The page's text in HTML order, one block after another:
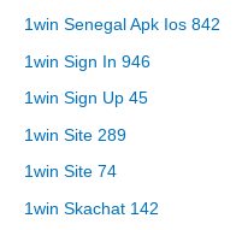
1win Senegal Apk Ios 842
1win Sign In 946
1win Sign Up 45
1win Site 289
1win Site 74
1win Skachat 142